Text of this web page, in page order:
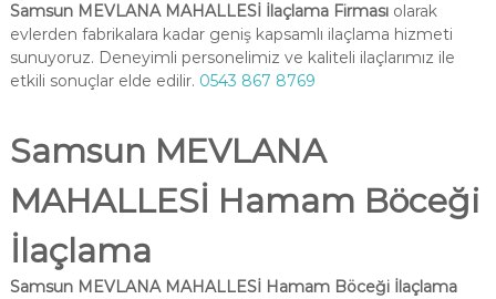
Samsun MEVLANA MAHALLESİ İlaçlama Firmasıolarak
evlerden fabrikalara kadar geniş kapsamlı ilaçlama hizmeti
sunuyoruz. Deneyimli personelimiz ve kaliteli ilaçlarımız ile
etkili sonuçlar elde edilir. 0543 867 8769
Samsun MEVLANA
MAHALLESİ Hamam Böceği
İlaçlama
Samsun MEVLANA MAHALLESİ Hamam Böceği İlaçlama